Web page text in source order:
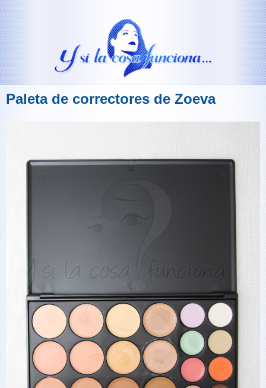
Paleta de correctores de Zoeva